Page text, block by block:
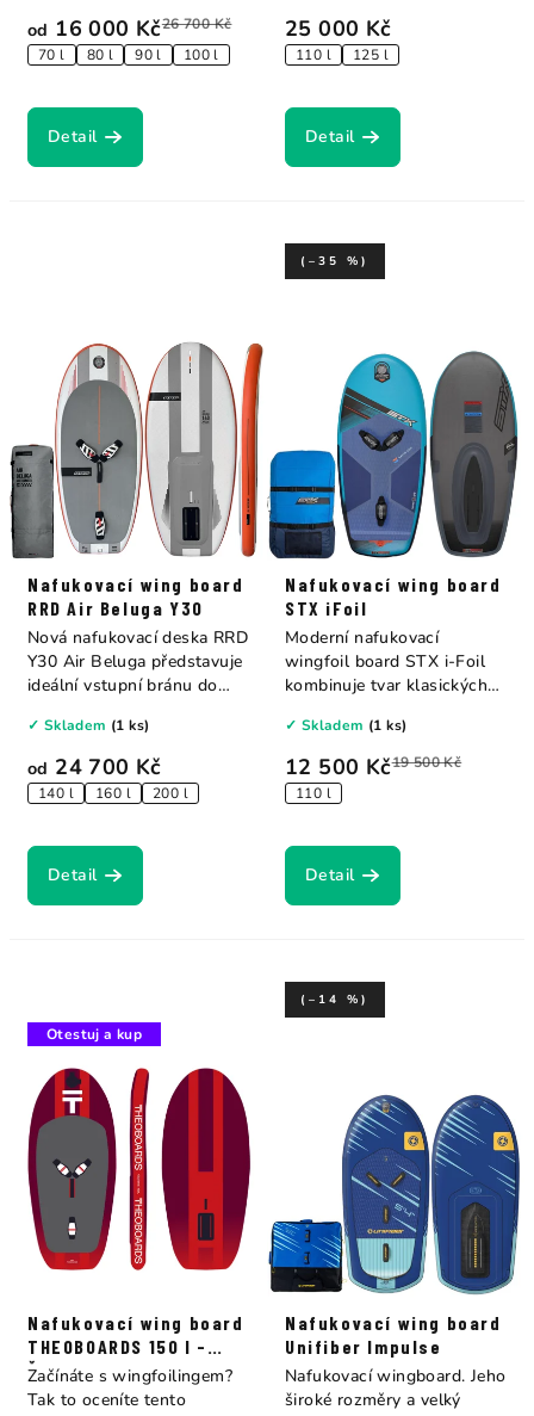
od 16 000 Kč26 700 Kč
70 l 80 l 90 l 100 l
Detail
25 000 Kč
110 l 125 l
Detail
Nafukovací wing board
RRD Air Beluga Y30
od 24 700 Kč
140 l 160 l 200 l
✓ Skladem (1 ks)
Detail
Nová nafukovací deska RRD
Y30 Air Beluga představuje
ideální vstupní bránu do
Nafukovací wing board
STX iFoil
12 500 Kč19 500 Kč
(–35 %)
110 l
✓ Skladem (1 ks)
Detail
Moderní nafukovací
wingfoil board STX i-Foil
kombinuje tvar klasických
Otestuj a kup
Nafukovací wing board
THEOBOARDS 150 l -
Červený
Začínáte s wingfoilingem?
Tak to oceníte tento
Nafukovací wing board
Unifiber Impulse
(–14 %)
Nafukovací wingboard. Jeho
široké rozměry a velký